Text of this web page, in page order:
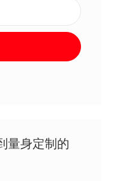
量身定制的